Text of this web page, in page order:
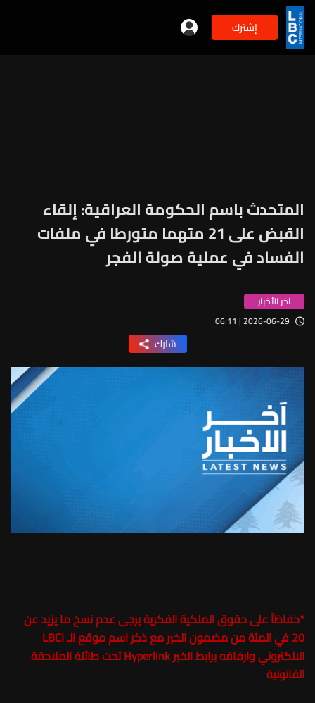
إشترك
المتحدث باسم الحكومة العراقية: إلقاء
القبض على 21 متهما متورطا في ملفات
الفساد في عملية صولة الفجر
آخر الأخبار
2026-06-29 | 06:11
شارك
*حفاظاً على حقوق الملكية الفكرية يرجى عدم نسخ ما يزيد عن
20 في المئة من مضمون الخبر مع ذكر اسم موقع الـ LBCI
الالكتروني وارفاقه برابط الخبر Hyperlink تحت طائلة الملاحقة
القانونية